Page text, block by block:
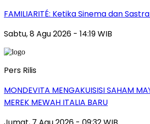
FAMILIARITÉ: Ketika Sinema dan
Sabtu, 8 Agu 2026 - 14:19 WIB
Pers Rilis
MONDEVITA MENGAKUISISI SAHAM
MEREK MEWAH ITALIA BARU